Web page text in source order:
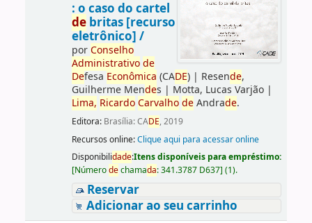
: o caso do cartel
debritas [recurso
eletrônico] /
porConselho
Administrativo de
Defesa Econômica (CADE)| Resende,
Guilherme Mendes | Motta, Lucas Varjão|
Lima, Ricardo Carvalho deAndrade.
Editora: Brasília: CADE, 2019
Recursos online:Clique aqui para acessar online
Disponibilidade:Itens disponíveis para empréstimo:
[Númerodechamada:341.3787 D637] (1).
Reservar
Adicionar ao seu carrinho